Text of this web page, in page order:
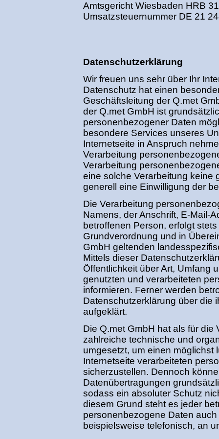
Amtsgericht Wiesbaden HRB
Umsatzsteuernummer DE 21
Datenschutzerklärung
Wir freuen uns sehr über Ihr
Datenschutz hat einen
Geschäftsleitung der Q.met
der Q.met GmbH ist
personenbezogener Daten
besondere Services unseres
Internetseite in Anspruch
Verarbeitung
Verarbeitung
eine solche Verarbeitung keine
generell eine Einwilligung der
Die Verarbeitung
Namens, der Anschrift, E-Mail-
betroffenen Person, erfolgt
Grundverordnung und in
GmbH geltenden
Mittels dieser
Öffentlichkeit über Art, Umfang
genutzten und verarbeiteten
informieren. Ferner werden
Datenschutzerklärung über die
aufgeklärt.
Die Q.met GmbH hat als für die
zahlreiche technische und
umgesetzt, um einen
Internetseite verarbeiteten
sicherzustellen. Dennoch
Datenübertragungen
sodass ein absoluter Schutz
diesem Grund steht es jeder
personenbezogene Daten
beispielsweise telefonisch, an